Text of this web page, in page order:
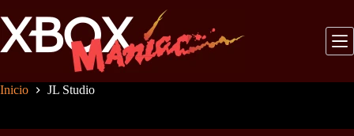
al
contenido
Inicio JL Studio